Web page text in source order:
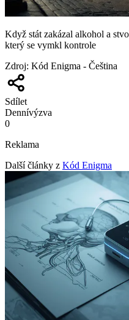
Když stát zakázal alkohol a
který se vymkl kontrole
Zdroj: Kód Enigma - Čeština
Sdílet
Dennívýzva
0
Reklama
Další články z Kód Enigma